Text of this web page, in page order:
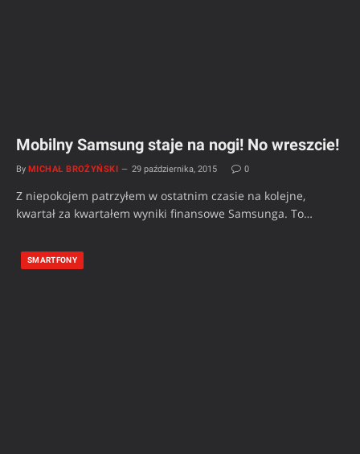
Mobilny Samsung staje na nogi! No wreszcie!
By MICHAŁ BROŻYŃSKI 29 października, 2015 0
Z niepokojem patrzyłem w ostatnim czasie na kolejne,
kwartał za kwartałem wyniki finansowe Samsunga. To…
SMARTFONY